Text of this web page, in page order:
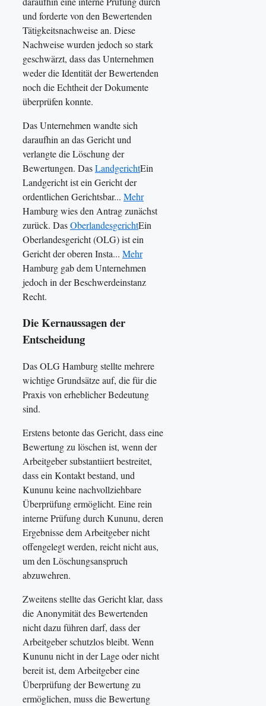
und forderte von den Bewertenden
Tätigkeitsnachweise an. Diese
Nachweise wurden jedoch so stark
geschwärzt, dass das Unternehmen
weder die Identität der Bewertenden
noch die Echtheit der Dokumente
überprüfen konnte.
Das Unternehmen wandte sich
daraufhin an das Gericht und
verlangte die Löschung der
Bewertungen. DasLandgerichtEin
Landgericht ist ein Gericht der
ordentlichen Gerichtsbar... Mehr
Hamburg wies den Antrag zunächst
zurück. DasOberlandesgerichtEin
Oberlandesgericht (OLG) ist ein
Gericht der oberen Insta... Mehr
Hamburg gab dem Unternehmen
jedoch in der Beschwerdeinstanz
Recht.
Die Kernaussagen der
Entscheidung
Das OLG Hamburg stellte mehrere
wichtige Grundsätze auf, die für die
Praxis von erheblicher Bedeutung
sind.
Erstens betonte das Gericht, dass eine
Bewertung zu löschen ist, wenn der
Arbeitgeber substantiiert bestreitet,
dass ein Kontakt bestand, und
Kununu keine nachvollziehbare
Überprüfung ermöglicht. Eine rein
interne Prüfung durch Kununu, deren
Ergebnisse dem Arbeitgeber nicht
offengelegt werden, reicht nicht aus,
um den Löschungsanspruch
abzuwehren.
Zweitens stellte das Gericht klar, dass
die Anonymität des Bewertenden
nicht dazu führen darf, dass der
Arbeitgeber schutzlos bleibt. Wenn
Kununu nicht in der Lage oder nicht
bereit ist, dem Arbeitgeber eine
Überprüfung der Bewertung zu
ermöglichen, muss die Bewertung